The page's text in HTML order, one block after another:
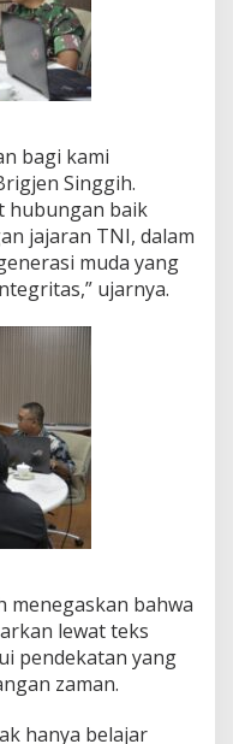
bagi kami
Singgih.
hubungan baik
jajaran TNI, dalam
muda yang
ujarnya.
menegaskan bahwa
lewat teks
pendekatan yang
zaman.
hanya belajar